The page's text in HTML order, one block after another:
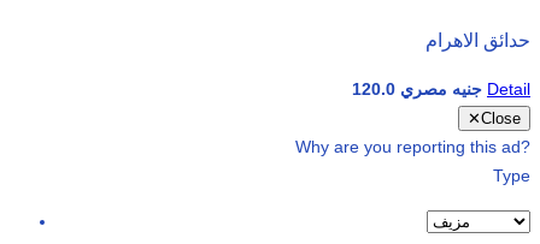
حدائق الاهرام
120.0 جنيه مصري Detail
✕Close
Why are you reporting this ad?
Type